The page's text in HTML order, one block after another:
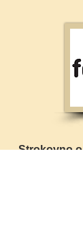
Strokovno